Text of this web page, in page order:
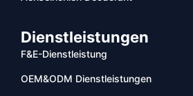
Dienstleistungen
F&E-Dienstleistung
OEM&ODM Dienstleistungen